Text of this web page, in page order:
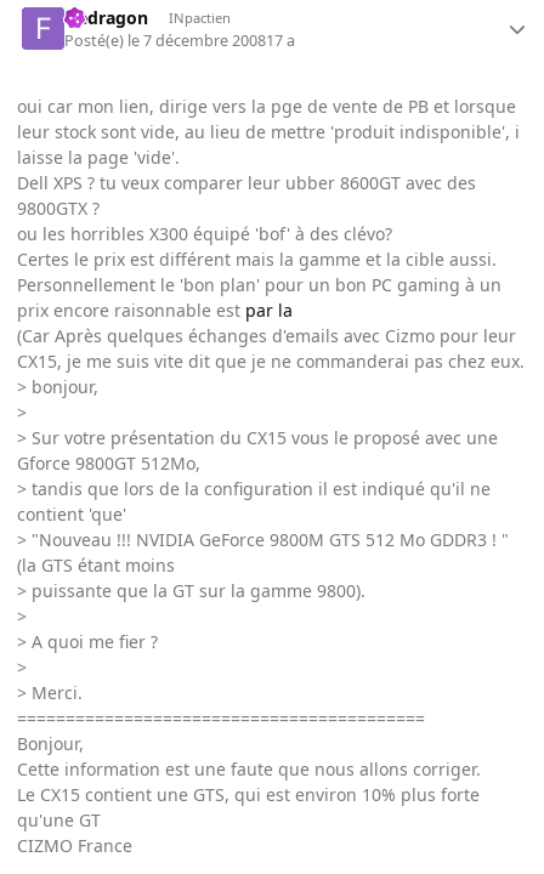
fredragon INpactien
Posté(e) le 7 décembre 200817 a
oui car mon lien, dirige vers la pge de vente de PB et lorsque
leur stock sont vide, au lieu de mettre 'produit indisponible', i
laisse la page 'vide'.
Dell XPS ? tu veux comparer leur ubber 8600GT avec des
9800GTX ?
ou les horribles X300 équipé 'bof' à des clévo?
Certes le prix est différent mais la gamme et la cible aussi.
Personnellement le 'bon plan' pour un bon PC gaming à un
prix encore raisonnable est par la
(Car Après quelques échanges d'emails avec Cizmo pour leur
CX15, je me suis vite dit que je ne commanderai pas chez eux.
> bonjour,
>
> Sur votre présentation du CX15 vous le proposé avec une
Gforce 9800GT 512Mo,
> tandis que lors de la configuration il est indiqué qu'il ne
contient 'que'
> "Nouveau !!! NVIDIA GeForce 9800M GTS 512 Mo GDDR3 ! "
(la GTS étant moins
> puissante que la GT sur la gamme 9800).
>
> A quoi me fier ?
>
> Merci.
==========================================
Bonjour,
Cette information est une faute que nous allons corriger.
Le CX15 contient une GTS, qui est environ 10% plus forte
qu'une GT
CIZMO France